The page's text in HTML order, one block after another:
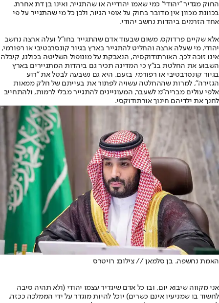
החוק מגדיר "יהודי" כמי שאמו יהודייה או שהתגייר, ואינו בן דת אחרת.
בכוונת מכוון אין מדובר בחוק על אופי הגיור, ולכן כל מי שהתגייר על פי
אחד הזרמים ביהדות נחשב יהודי.
אלא שקיים פרדוקס, משום שבעוד אדם שהתגייר בחו"ל ועלה ארצה נחשב
יהודי, מי שעלה ארצה והחליט להתגייר בארץ בגיור קונסרבטיבי או רפורמי,
אינו זוכה לכך. האורתודוקסיה, הנאבקת על מונופול השליטה בכולנו, קיבלה
השבוע את החלטת בג"ץ כי המדינה תכיר גם ביהדות המתגיירים בארץ
בגיור קונסרבטיבי או רפורמי, בזעם. היא גם נשבעה לבטל את "רוע
הגזירה", למרות שההחלטה עשויה לפתור את בעייתם של חלק ממאות
אלפי עולים מבריה"מ לשעבר, המעוניינים להתגייר מבלי לרמות, ולהתחייב
לחנך את ילדיהם חינוך אורתודוקסי.
האמת נחשפה. בן סלמאן // צילום: רויטרס
אני מקווה שיבוא יום, ובו כל אדם שיגדיר עצמו יהודי (ולא תהיה סיבה
לחשוד בו שמניעיו אינם כשרים) יוכל להיות מוגדר על ידי הממלכה ככזה.